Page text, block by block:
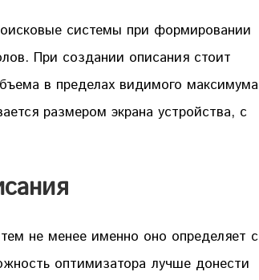
системы при формировании
При создании описания стоит
в пределах видимого максимума
размером экрана устройства, с
не менее именно оно определяет с
оптимизатора лучше донести